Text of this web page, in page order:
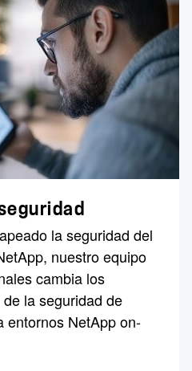
la seguridad del
nuestro equipo
cambia los
la seguridad de
entornos NetApp on-